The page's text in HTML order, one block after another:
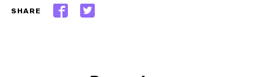
SHARE